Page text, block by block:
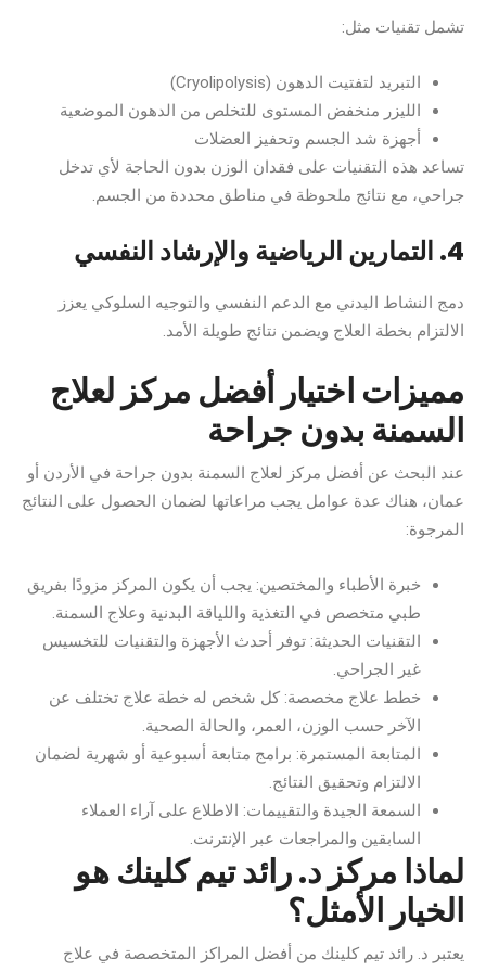
تشمل تقنيات مثل:
التبريد لتفتيت الدهون (Cryolipolysis)
الليزر منخفض المستوى للتخلص من الدهون الموضعية
أجهزة شد الجسم وتحفيز العضلات
تساعد هذه التقنيات على فقدان الوزن بدون الحاجة لأي تدخل
جراحي، مع نتائج ملحوظة في مناطق محددة من الجسم.
4. التمارين الرياضية والإرشاد النفسي
دمج النشاط البدني مع الدعم النفسي والتوجيه السلوكي يعزز
الالتزام بخطة العلاج ويضمن نتائج طويلة الأمد.
مميزات اختيار أفضل مركز لعلاج
السمنة بدون جراحة
عند البحث عن أفضل مركز لعلاج السمنة بدون جراحة في الأردن أو
عمان، هناك عدة عوامل يجب مراعاتها لضمان الحصول على النتائج
المرجوة:
خبرة الأطباء والمختصين: يجب أن يكون المركز مزودًا بفريق
طبي متخصص في التغذية واللياقة البدنية وعلاج السمنة.
التقنيات الحديثة: توفر أحدث الأجهزة والتقنيات للتخسيس
غير الجراحي.
خطط علاج مخصصة: كل شخص له خطة علاج تختلف عن
الآخر حسب الوزن، العمر، والحالة الصحية.
المتابعة المستمرة: برامج متابعة أسبوعية أو شهرية لضمان
الالتزام وتحقيق النتائج.
السمعة الجيدة والتقييمات: الاطلاع على آراء العملاء
السابقين والمراجعات عبر الإنترنت.
لماذا مركز د. رائد تيم كلينك هو
الخيار الأمثل؟
يعتبر د. رائد تيم كلينك من أفضل المراكز المتخصصة في علاج